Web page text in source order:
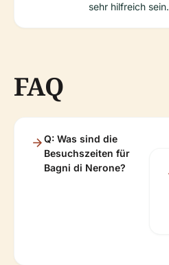
sehr hilfreich sein.
FAQ
Q: Was sind die
Besuchszeiten für
Bagni di Nerone?